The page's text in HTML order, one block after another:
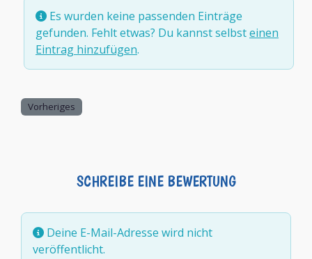
Es wurden keine passenden Einträge
gefunden. Fehlt etwas? Du kannst selbsteinen
Eintrag hinzufügen.
Vorheriges
SCHREIBE EINE BEWERTUNG
Deine E-Mail-Adresse wird nicht
veröffentlicht.